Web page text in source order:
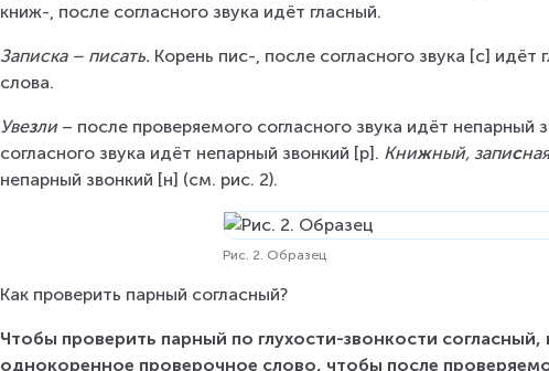
книж-, после согласного звука идёт гласный.
Записка – писать. Корень пис-, после согласного звука [с]
слова.
Увезли – после проверяемого согласного звука идёт непарный
согласного звука идёт непарный звонкий [р]. Книжный, запис
непарный звонкий [н] (см. рис. 2).
Рис. 2. Образец
Как проверить парный согласный?
Чтобы проверить парный по глухости-звонкости
однокоренное проверочное слово, чтобы после